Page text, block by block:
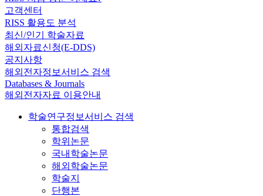
고객센터
RISS 활용도 분석
최신/인기 학술자료
해외자료신청(E-DDS)
공지사항
해외전자정보서비스 검색
Databases & Journals
해외전자자료 이용안내
학술연구정보서비스 검색
통합검색
학위논문
국내학술논문
해외학술논문
학술지
단행본